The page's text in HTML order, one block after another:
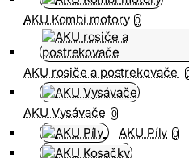
AKU Kombi motory 0
AKU rosiče a postrekovače
AKU Vysávače 0
AKU Píly 0